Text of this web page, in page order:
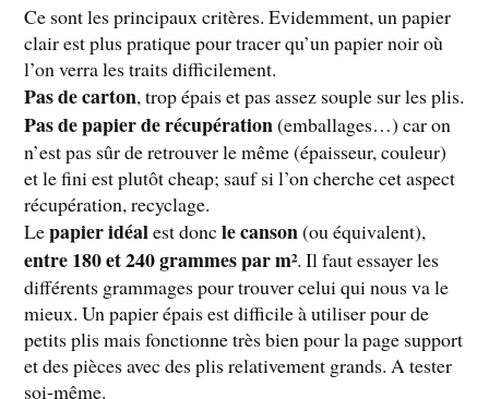
Ce sont les principaux critères. Evidemment, un papier
clair est plus pratique pour tracer qu’un papier noir où
l’on verra les traits difficilement.
Pas de carton, trop épais et pas assez souple sur les plis.
Pas de papier de récupération(emballages…) car on
n’est pas sûr de retrouver le même (épaisseur, couleur)
et le fini est plutôt cheap; sauf si l’on cherche cet aspect
récupération, recyclage.
Lepapier idéalest doncle canson(ou équivalent),
entre 180 et 240 grammes par m². Il faut essayer les
différents grammages pour trouver celui qui nous va le
mieux. Un papier épais est difficile à utiliser pour de
petits plis mais fonctionne très bien pour la page support
et des pièces avec des plis relativement grands. A tester
soi-même.